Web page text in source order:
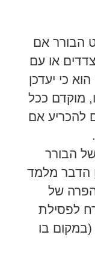
הבורר אם
או עם
כי יעדכן
מוקדם ככל
להכריע אם
הבורר
הדבר מלמד
של
לפסילת
(במקום בו